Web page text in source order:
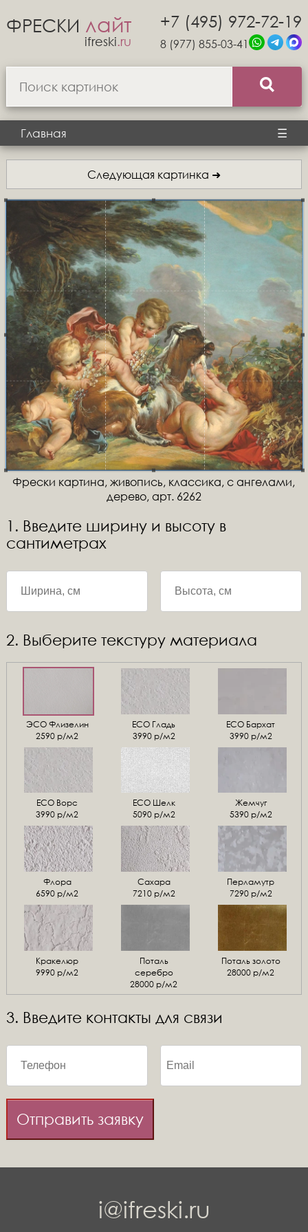
ФРЕСКИ лайт
ifreski.ru
+7 (495) 972-72-19
8 (977) 855-03-41
Главная ☰
Следующая картинка ➜
Фрески картина, живопись, классика, с ангелами,
дерево, арт. 6262
1. Введите ширину и высоту в
сантиметрах
2. Выберите текстуру материала
ЭСО Флизелин
2590 р/м2
ЕСО Гладь
3990 р/м2
ECO Бархат
3990 р/м2
ЕСО Ворс
3990 р/м2
ЕСО Шелк
5090 р/м2
Жемчуг
5390 р/м2
Флора
6590 р/м2
Сахара
7210 р/м2
Перламутр
7290 р/м2
Кракелюр
9990 р/м2
Поталь
серебро
28000 р/м2
Поталь золото
28000 р/м2
3. Введите контакты для связи
Отправить заявку
i@ifreski.ru